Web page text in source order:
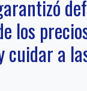
los
cuidar a